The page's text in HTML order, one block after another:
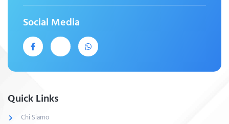
Social Media
Quick Links
Chi Siamo